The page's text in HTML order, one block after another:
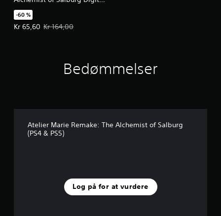
Deluxe Upgrade Pack
-60 %
Kr 65,60
Tilbudspris Kr 65,60. Oprindelig pris Kr 164,00.
Kr 164,00
Bedømmelser
Atelier Marie Remake: The Alchemist of Salburg
(PS4 & PS5)
Log på for at vurdere